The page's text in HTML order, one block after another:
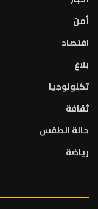
أمن
اقتصاد
بلاغ
تكنولوجيا
ثقافة
حالة الطقس
رياضة